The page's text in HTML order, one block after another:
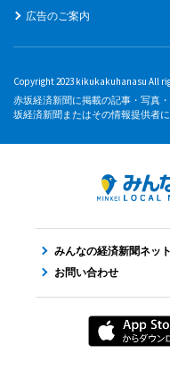
広告のご案内
Copyright 2023 kikukakuhanasu All
赤坂経済新聞に掲載の記事・写真
坂経済新聞またはその情報提供者に
みんなの経済新聞ネッ
お問い合わせ